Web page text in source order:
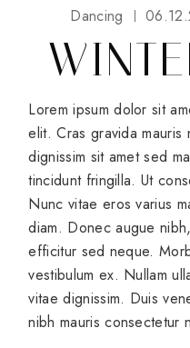
Dancing
Lorem ipsum dolor sit
elit. Cras gravida mauris
dignissim sit amet sed
tincidunt fringilla. Ut
Nunc vitae eros varius
diam. Donec augue
efficitur sed neque.
vestibulum ex. Nullam
vitae dignissim. Duis
nibh mauris consectetur